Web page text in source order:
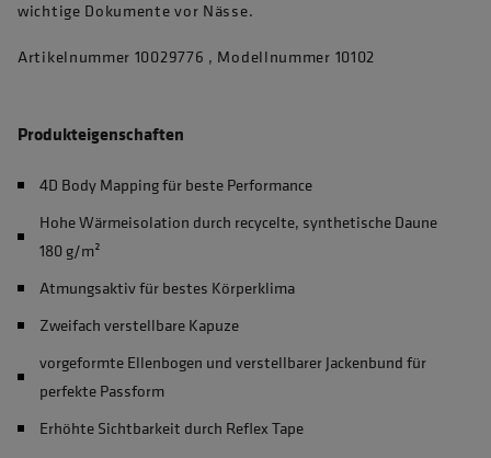
wichtige Dokumente vor Nässe.
Artikelnummer 10029776 , Modellnummer 10102
Produkteigenschaften
4D Body Mapping für beste Performance
Hohe Wärmeisolation durch recycelte, synthetische Daune
180 g/m²
Atmungsaktiv für bestes Körperklima
Zweifach verstellbare Kapuze
vorgeformte Ellenbogen und verstellbarer Jackenbund für
perfekte Passform
Erhöhte Sichtbarkeit durch Reflex Tape